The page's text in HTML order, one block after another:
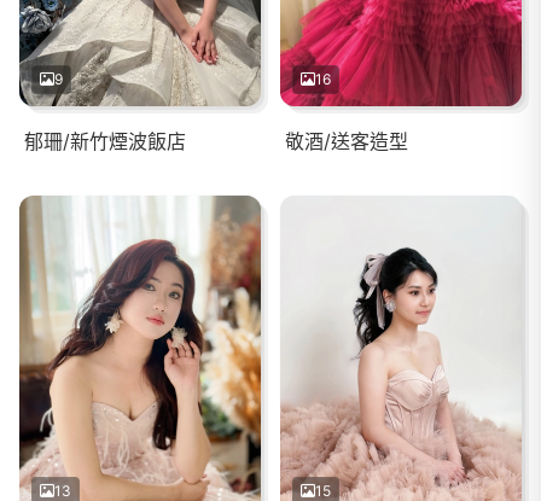
9
郁珊/新竹煙波飯店
16
敬酒/送客造型
13 15